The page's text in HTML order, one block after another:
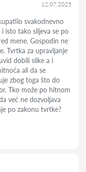
12.07.2025
svakodnevno
isto tako slijeva se po
mene. Gospodin ne
Tvrtka za upravljanje
dobili slike a i
ali da se
zbog toga što do
Tko može po hitnom
već ne dozvoljava
po zakonu tvrtke?